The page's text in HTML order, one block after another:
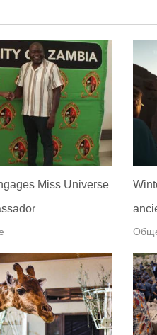
Miss Universe